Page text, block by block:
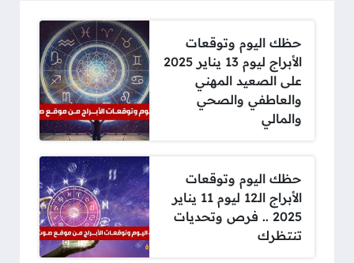
حظك اليوم وتوقعات
الأبراج ليوم 13 يناير 2025
على الصعيد المهني
والعاطفي والصحي
والمالي
حظك اليوم وتوقعات
الأبراج الـ12 ليوم 11 يناير
2025 .. فرص وتحديات
تنتظرك